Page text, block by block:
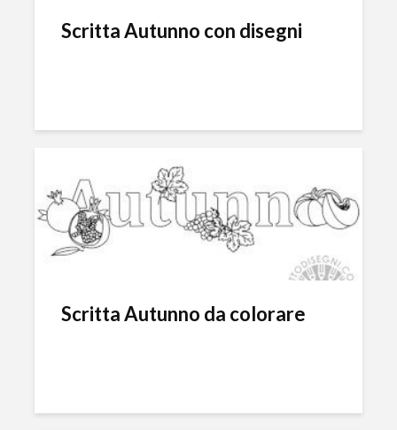
Scritta Autunno con disegni
Scritta Autunno da colorare